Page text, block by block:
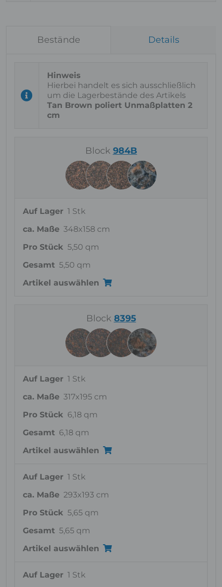
Bestände Details
Hierbei handelt es sich ausschließlich
um die Lagerbestände des Artikels
Tan Brown poliert Unmaßplatten 2
cm
Block 984B
Auf Lager 1 Stk
ca. Maße 348x158 cm
Pro Stück 5,50 qm
Gesamt 5,50 qm
Artikel auswählen
Block 8395
Auf Lager 1 Stk
ca. Maße 317x195 cm
Pro Stück 6,18 qm
Gesamt 6,18 qm
Artikel auswählen
Auf Lager 1 Stk
ca. Maße 293x193 cm
Pro Stück 5,65 qm
Gesamt 5,65 qm
Artikel auswählen
Auf Lager 1 Stk